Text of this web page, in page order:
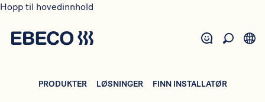
Hopp til hovedinnhold
PRODUKTER LØSNINGER FINN INSTALLATØR